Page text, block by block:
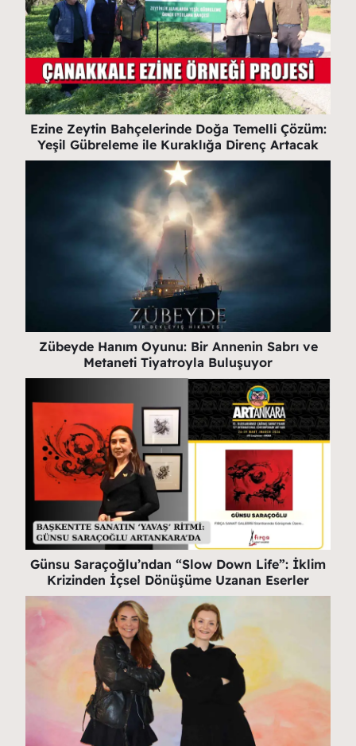
Ezine Zeytin Bahçelerinde Doğa Temelli Çözüm:
Yeşil Gübreleme ile Kuraklığa Direnç Artacak
Zübeyde Hanım Oyunu: Bir Annenin Sabrı ve
Metaneti Tiyatroyla Buluşuyor
Günsu Saraçoğlu’ndan “Slow Down Life”: İklim
Krizinden İçsel Dönüşüme Uzanan Eserler